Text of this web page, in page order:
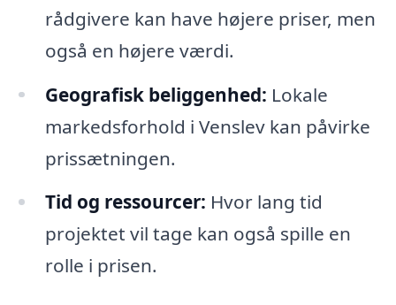
rådgivere kan have højere priser, men
også en højere værdi.
Geografisk beliggenhed: Lokale
markedsforhold i Venslev kan påvirke
prissætningen.
Tid og ressourcer: Hvor lang tid
projektet vil tage kan også spille en
rolle i prisen.